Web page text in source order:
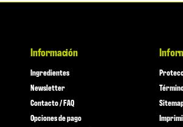
Información
Ingredientes
Newsletter
Contacto / FAQ
Opciones de pago